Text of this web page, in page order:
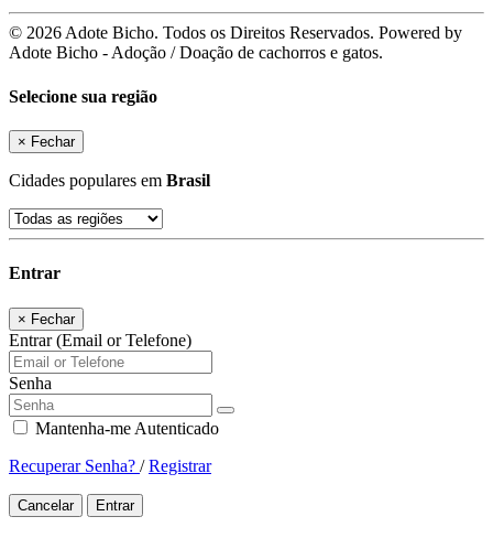
© 2026 Adote Bicho. Todos os Direitos Reservados. Powered by
Adote Bicho - Adoção / Doação de cachorros e gatos.
Selecione sua região
× Fechar
Cidades populares em Brasil
Entrar
× Fechar
Entrar (Email or Telefone)
Senha
Mantenha-me Autenticado
Recuperar Senha? /Registrar
Cancelar Entrar